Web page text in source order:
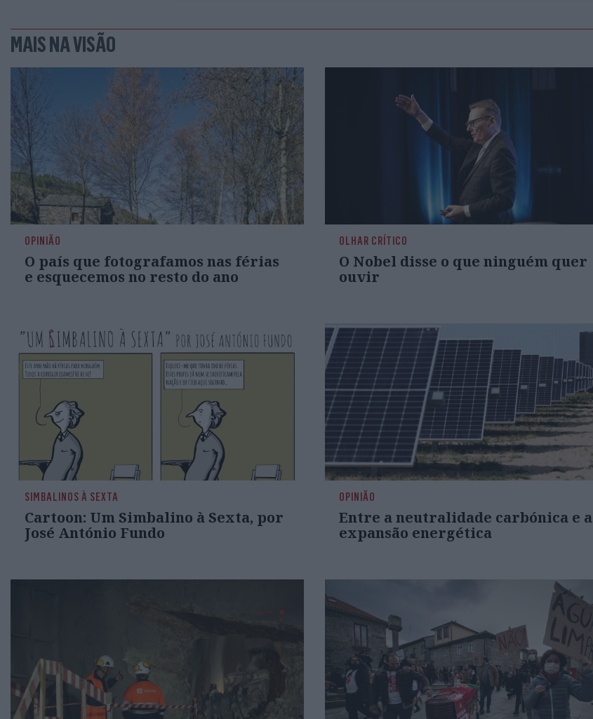
MAIS NA VISÃO
OPINIÃO
O país que fotografamos nas férias
e esquecemos no resto do ano
OLHAR CRÍTICO
O Nobel disse o que ninguém quer
ouvir
SIMBALINOS À SEXTA
Cartoon: Um Simbalino à Sexta, por
José António Fundo
OPINIÃO
Entre a neutralidade carbónica e a
expansão energética